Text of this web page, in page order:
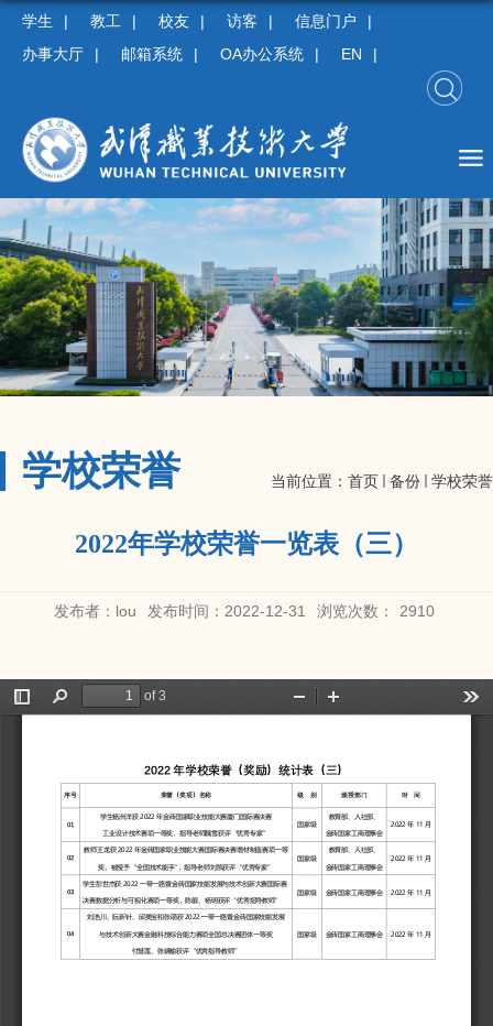
学生 | 教工 | 校友 | 访客 | 信息门户
|
办事大厅
| 邮箱系统 | OA办公系统 | EN |
学校荣誉 当前位置： 首页 备份 学校荣誉
2022年学校荣誉一览表（三）
发布者：lou 发布时间：2022-12-31 浏览次数： 2910